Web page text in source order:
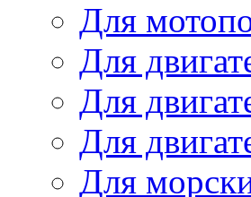
Для
Для
Для
Для
Для